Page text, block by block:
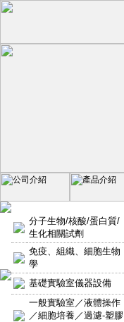
分子生物/核酸/蛋白質/
生化相關試劑
免疫、組織、細胞生物
學
基礎實驗室儀器設備
一般實驗室／液體操作
／細胞培養／過濾-塑膠